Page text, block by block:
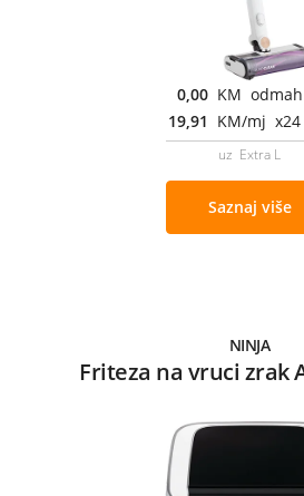
0,00 KM odmah
19,91 KM/mj x24
uz Extra L
Saznaj više
NINJA
Friteza na vruci zrak